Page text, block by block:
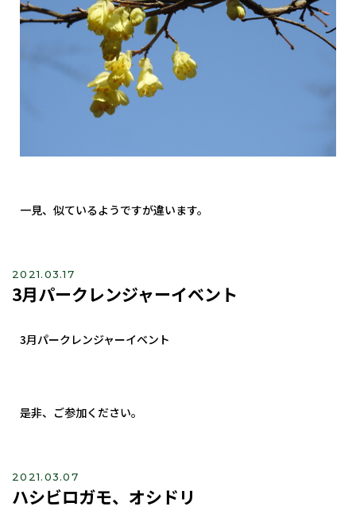
一見、似ているようですが違います。
2021.03.17
3月パークレンジャーイベント
3月パークレンジャーイベント
是非、ご参加ください。
2021.03.07
ハシビロガモ、オシドリ